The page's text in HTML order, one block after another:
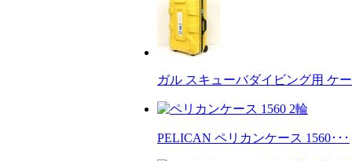
ガル スキューバダイビング用 ケー
PELICAN ペリカンケース 1560･･･